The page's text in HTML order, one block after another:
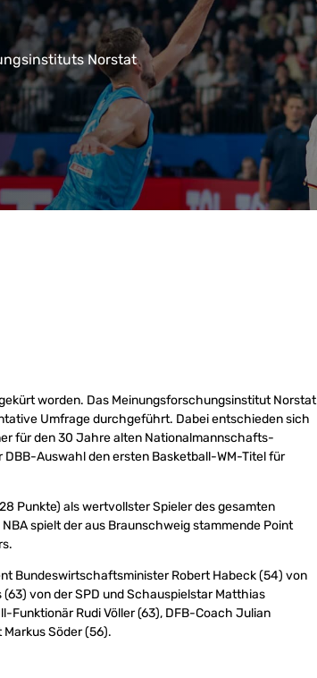
Norstat
worden. Das Meinungsforschungsinstitut Norstat
Umfrage durchgeführt. Dabei entschieden sich
für den 30 Jahre alten Nationalmannschafts-
Auswahl den ersten Basketball-WM-Titel für
Punkte) als wertvollster Spieler des gesamten
spielt der aus Braunschweig stammende Point
Bundeswirtschaftsminister Robert Habeck (54) von
von der SPD und Schauspielstar Matthias
Funktionär Rudi Völler (63), DFB-Coach Julian
Söder (56).